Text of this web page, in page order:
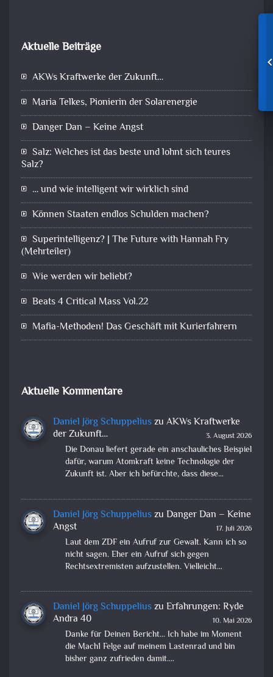
Aktuelle Beiträge
AKWs Kraftwerke der Zukunft…
Maria Telkes, Pionierin der Solarenergie
Danger Dan – Keine Angst
Salz: Welches ist das beste und lohnt sich teures
Salz?
… und wie intelligent wir wirklich sind
Können Staaten endlos Schulden machen?
Superintelligenz? | The Future with Hannah Fry
(Mehrteiler)
Wie werden wir beliebt?
Beats 4 Critical Mass Vol.22
Mafia-Methoden! Das Geschäft mit Kurierfahrern
Aktuelle Kommentare
Daniel Jörg Schuppeliuszu AKWs Kraftwerke
der Zukunft…
3. August 2026
Die Donau liefert gerade ein anschauliches Beispiel
dafür, warum Atomkraft keine Technologie der
Zukunft ist. Aber ich befürchte, dass diese…
Daniel Jörg Schuppeliuszu Danger Dan – Keine
Angst
17. Juli 2026
Laut dem ZDF ein Aufruf zur Gewalt. Kann ich so
nicht sagen. Eher ein Aufruf sich gegen
Rechtsextremisten aufzustellen. Vielleicht…
Daniel Jörg Schuppeliuszu Erfahrungen: Ryde
Andra 40
10. Mai 2026
Danke für Deinen Bericht... Ich habe im Moment
die Mach1 Felge auf meinem Lastenrad und bin
bisher ganz zufrieden damit.…